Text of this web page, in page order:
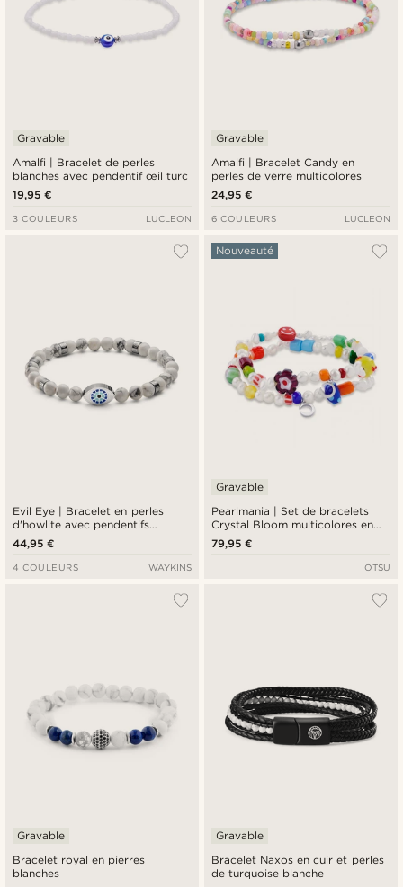
Amalfi | Bracelet de perles
blanches avec pendentif œil turc
Gravable
19,95 €
3 COULEURS LUCLEON
Amalfi | Bracelet Candy en
perles de verre multicolores
Gravable
24,95 €
6 COULEURS LUCLEON
Evil Eye | Bracelet en perles
d'howlite avec pendentifs
argentés
44,95 €
4 COULEURS WAYKINS
Pearlmania | Set de bracelets
Crystal Bloom multicolores en
perles d'eau douce et perles de
verre
Nouveauté
Gravable
79,95 €
OTSU
Bracelet royal en pierres
blanches
Gravable
Bracelet Naxos en cuir et perles
de turquoise blanche
Gravable